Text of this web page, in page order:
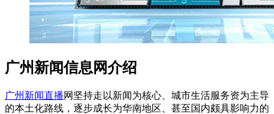
广州新闻信息网介绍
广州新闻直播网坚持走以新闻为核心、城市生活服务资为主导
的本土化路线，逐步成长为华南地区、甚至国内颇具影响力的